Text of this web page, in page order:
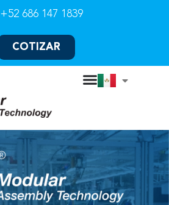
+52 686 147 1839
COTIZAR